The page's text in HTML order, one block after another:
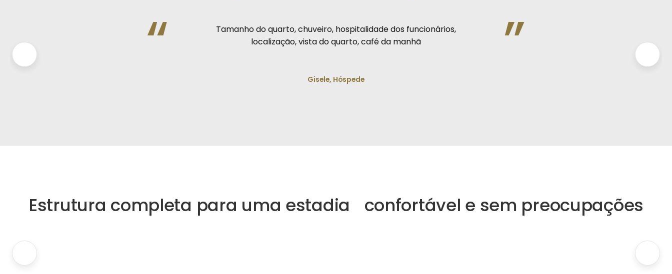
“ ”
Tamanho do quarto, chuveiro, hospitalidade dos funcionários,
localização, vista do quarto, café da manhã
Gisele, Hóspede
Estrutura completa para uma estadia confortável e sem preocupações